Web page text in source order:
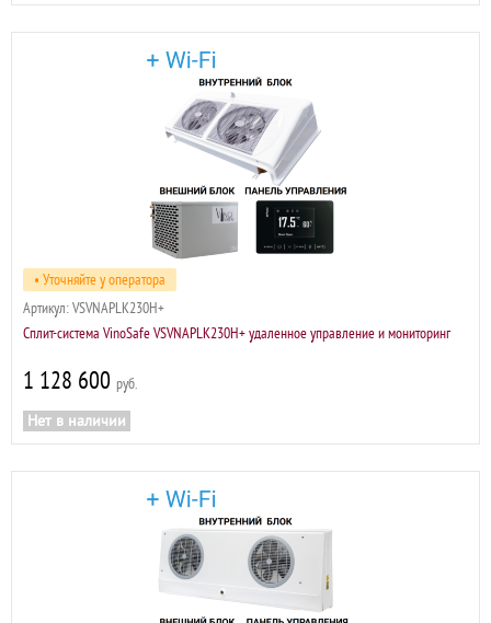
• Уточняйте у оператора
Артикул: VSVNAPLK230H+
Сплит-система VinoSafe VSVNAPLK230H+ удаленное управление и мониторинг
1 128 600 р
Нет в наличии